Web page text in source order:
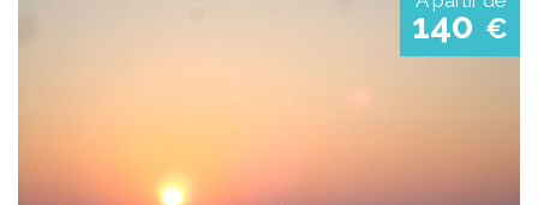
140 €